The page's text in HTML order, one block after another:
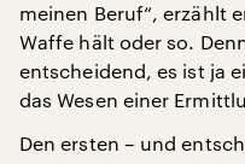
meinen Beruf“, erzählt
Waffe hält oder so.
entscheidend, es ist ja
das Wesen einer
Den ersten – und